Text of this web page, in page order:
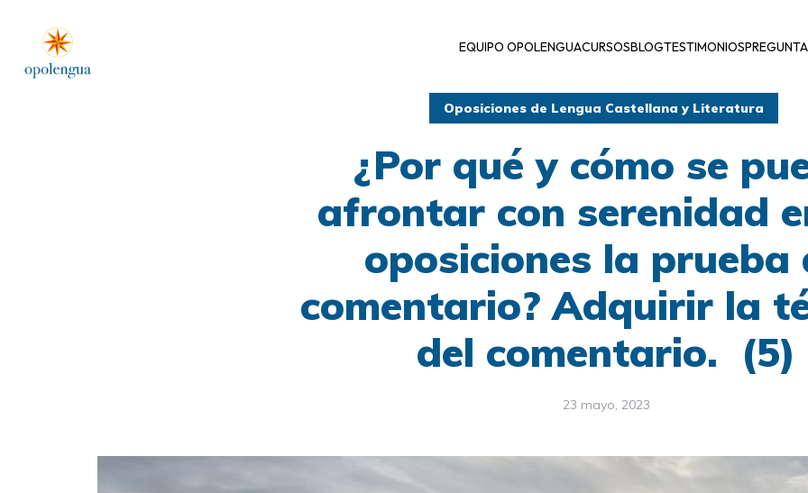
EQUIPO OPOLENGUACURSOSBLOGTESTIMONIOS
Oposiciones de Lengua Castellana y Literatura
¿Por qué y cómo se
afrontar con serenidad
oposiciones la prueba
comentario? Adquirir la
del comentario. (5)
23 mayo, 2023